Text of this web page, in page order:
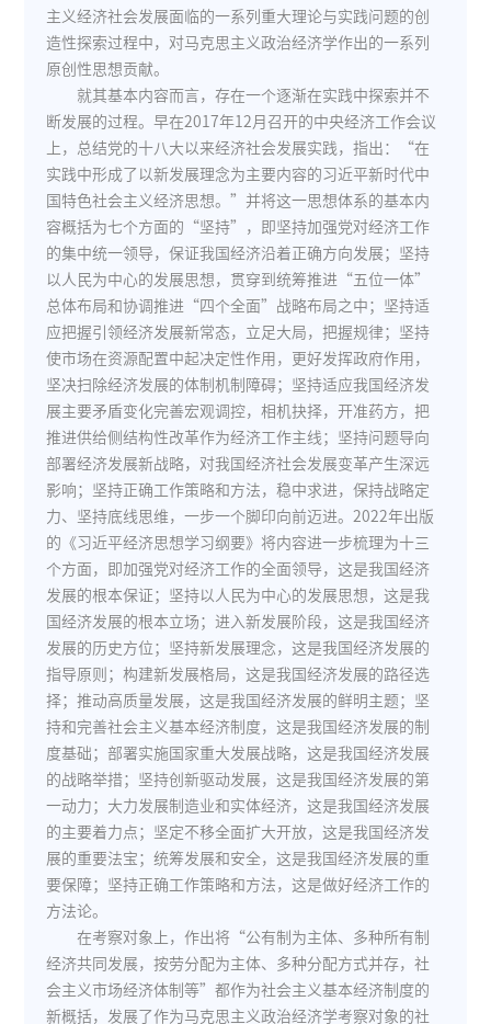
主义经济社会发展面临的一系列重大理论与实践问题的创
造性探索过程中，对马克思主义政治经济学作出的一系列
原创性思想贡献。
就其基本内容而言，存在一个逐渐在实践中探索并不
断发展的过程。早在2017年12月召开的中央经济工作会议
上，总结党的十八大以来经济社会发展实践，指出：“在
实践中形成了以新发展理念为主要内容的习近平新时代中
国特色社会主义经济思想。”并将这一思想体系的基本内
容概括为七个方面的“坚持”，即坚持加强党对经济工作
的集中统一领导，保证我国经济沿着正确方向发展；坚持
以人民为中心的发展思想，贯穿到统筹推进“五位一体”
总体布局和协调推进“四个全面”战略布局之中；坚持适
应把握引领经济发展新常态，立足大局，把握规律；坚持
使市场在资源配置中起决定性作用，更好发挥政府作用，
坚决扫除经济发展的体制机制障碍；坚持适应我国经济发
展主要矛盾变化完善宏观调控，相机抉择，开准药方，把
推进供给侧结构性改革作为经济工作主线；坚持问题导向
部署经济发展新战略，对我国经济社会发展变革产生深远
影响；坚持正确工作策略和方法，稳中求进，保持战略定
力、坚持底线思维，一步一个脚印向前迈进。2022年出版
的《习近平经济思想学习纲要》将内容进一步梳理为十三
个方面，即加强党对经济工作的全面领导，这是我国经济
发展的根本保证；坚持以人民为中心的发展思想，这是我
国经济发展的根本立场；进入新发展阶段，这是我国经济
发展的历史方位；坚持新发展理念，这是我国经济发展的
指导原则；构建新发展格局，这是我国经济发展的路径选
择；推动高质量发展，这是我国经济发展的鲜明主题；坚
持和完善社会主义基本经济制度，这是我国经济发展的制
度基础；部署实施国家重大发展战略，这是我国经济发展
的战略举措；坚持创新驱动发展，这是我国经济发展的第
一动力；大力发展制造业和实体经济，这是我国经济发展
的主要着力点；坚定不移全面扩大开放，这是我国经济发
展的重要法宝；统筹发展和安全，这是我国经济发展的重
要保障；坚持正确工作策略和方法，这是做好经济工作的
方法论。
在考察对象上，作出将“公有制为主体、多种所有制
经济共同发展，按劳分配为主体、多种分配方式并存，社
会主义市场经济体制等”都作为社会主义基本经济制度的
新概括，发展了作为马克思主义政治经济学考察对象的社